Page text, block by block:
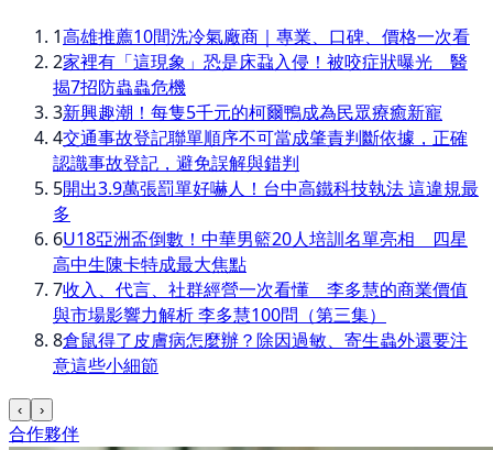
1高雄推薦10間洗冷氣廠商｜專業、口碑、價格一次看
2家裡有「這現象」恐是床蝨入侵！被咬症狀曝光 醫
揭7招防蟲蟲危機
3新興趣潮！每隻5千元的柯爾鴨成為民眾療癒新寵
4交通事故登記聯單順序不可當成肇責判斷依據，正確
認識事故登記，避免誤解與錯判
5開出3.9萬張罰單好嚇人！台中高鐵科技執法 這違規最
多
6U18亞洲盃倒數！中華男籃20人培訓名單亮相 四星
高中生陳卡特成最大焦點
7收入、代言、社群經營一次看懂 李多慧的商業價值
與市場影響力解析 李多慧100問（第三集）
8倉鼠得了皮膚病怎麼辦？除因過敏、寄生蟲外還要注
意這些小細節
‹ ›
合作夥伴